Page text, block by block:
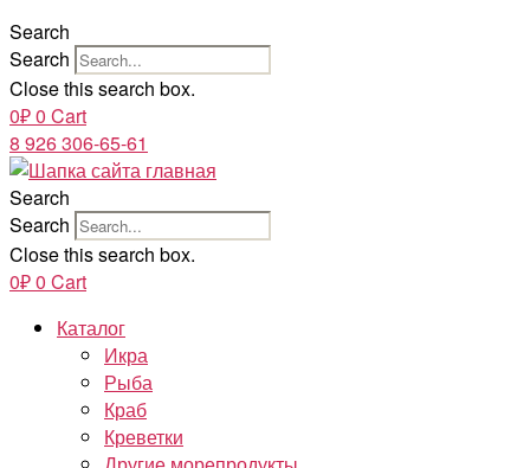
Search
Search
Close this search box.
0₽0 Cart
8 926 306-65-61
Search
Search
Close this search box.
0₽0 Cart
Каталог
Икра
Рыба
Краб
Креветки